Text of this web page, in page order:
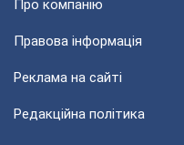
Про компанію
Правова інформація
Реклама на сайті
Редакційна політика